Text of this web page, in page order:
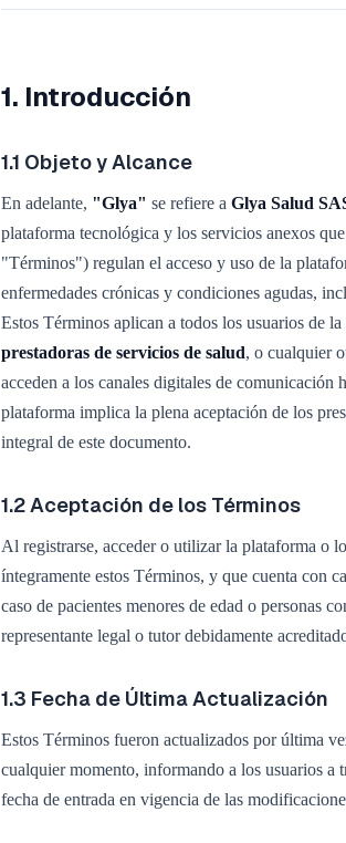
1. Introducción
1.1 Objeto y Alcance
En adelante, "Glya" se refiere a Glya Salud
plataforma tecnológica y los servicios anexos
"Términos") regulan el acceso y uso de la
enfermedades crónicas y condiciones agudas,
Estos Términos aplican a todos los usuarios de
prestadoras de servicios de salud, o cualquier
acceden a los canales digitales de
plataforma implica la plena aceptación de los
integral de este documento.
1.2 Aceptación de los Términos
Al registrarse, acceder o utilizar la plataforma o
íntegramente estos Términos, y que cuenta con
caso de pacientes menores de edad o personas
representante legal o tutor debidamente
1.3 Fecha de Última Actualización
Estos Términos fueron actualizados por última
cualquier momento, informando a los usuarios a
fecha de entrada en vigencia de las